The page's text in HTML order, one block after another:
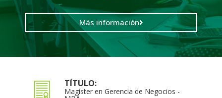
Más información
TÍTULO:
Magíster en Gerencia de Negocios -